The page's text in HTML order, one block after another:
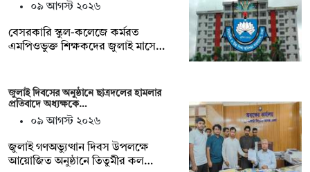
০৯ আগস্ট ২০২৬
বেসরকারি স্কুল-কলেজে কর্মরত
এমপিওভুক্ত শিক্ষকদের জুলাই মাসে…
জুলাই দিবসের অনুষ্ঠানে ছাত্রদলের হামলার
প্রতিবাদে অধ্যক্ষকে…
০৯ আগস্ট ২০২৬
জুলাই গণঅভ্যুত্থান দিবস উপলক্ষে
আয়োজিত অনুষ্ঠানে তিতুমীর কল…